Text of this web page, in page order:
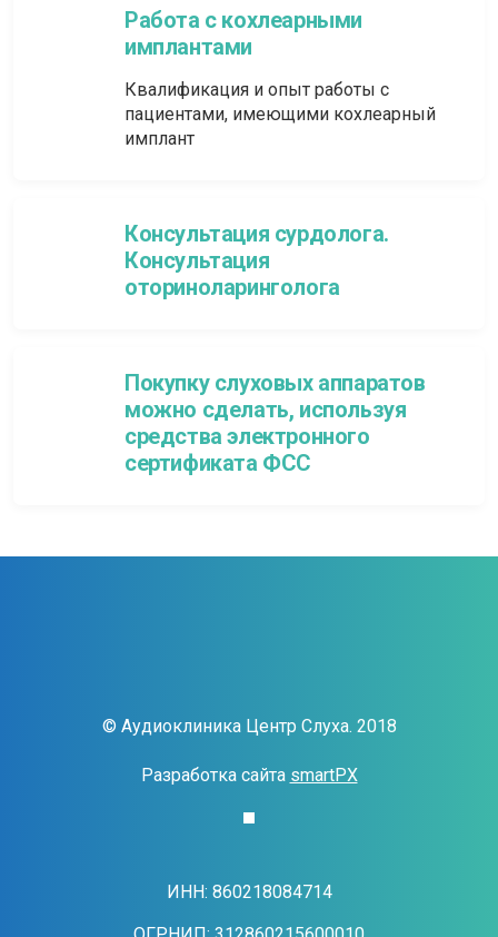
Работа с кохлеарными
имплантами
Квалификация и опыт работы с
пациентами, имеющими кохлеарный
имплант
Консультация сурдолога.
Консультация
оториноларинголога
Покупку слуховых аппаратов
можно сделать, используя
средства электронного
сертификата ФСС
© Аудиоклиника Центр Слуха. 2018
Разработка сайта smartPX
ИНН: 860218084714